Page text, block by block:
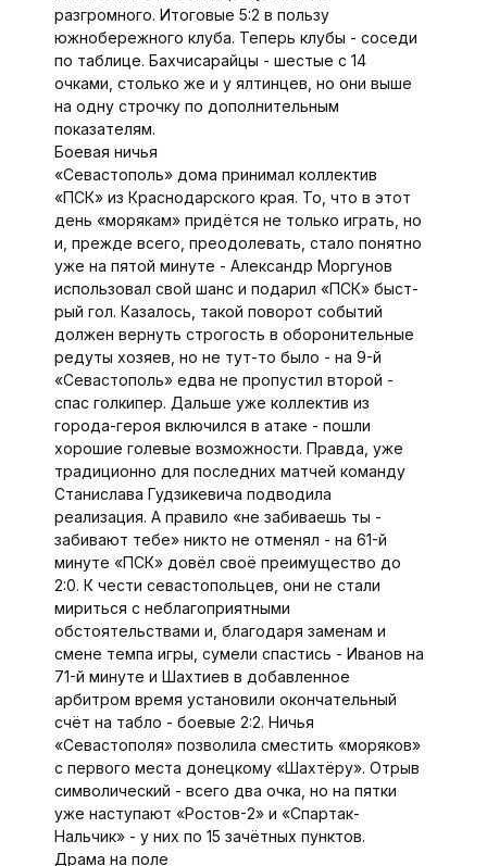
разгромного. Итоговые 5:2 в пользу
южнобережного клуба. Теперь клубы - соседи
по таблице. Бахчисарайцы - шестые с 14
очками, столько же и у ялтинцев, но они выше
на одну строчку по дополнительным
показателям.
Боевая ничья
«Севастополь» дома принимал коллектив
«ПСК» из Краснодарского края. То, что в этот
день «морякам» придётся не только играть, но
и, прежде всего, преодолевать, стало понятно
уже на пятой минуте - Александр Моргунов
использовал свой шанс и подарил «ПСК» быст­
рый гол. Казалось, такой поворот событий
должен вернуть строгость в оборонительные
редуты хозяев, но не тут-то было - на 9-й
«Севастополь» едва не пропустил второй -
спас голкипер. Дальше уже коллектив из
города-героя включился в атаке - пошли
хорошие голевые возможности. Правда, уже
традиционно для последних матчей команду
Станислава Гудзикевича подводила
реализация. А правило «не забиваешь ты -
забивают тебе» никто не отменял - на 61-й
минуте «ПСК» довёл своё преимущество до
2:0. К чести севастопольцев, они не стали
мириться с неблагоприятными
обстоятельствами и, благодаря заменам и
смене темпа игры, сумели спастись - Иванов на
71-й минуте и Шахтиев в добавленное
арбитром время установили окончательный
счёт на табло - боевые 2:2. Ничья
«Севастополя» позволила сместить «моряков»
с первого места донецкому «Шахтёру». Отрыв
символический - всего два очка, но на пятки
уже наступают «Ростов-2» и «Спартак-
Нальчик» - у них по 15 зачётных пунктов.
Драма на поле